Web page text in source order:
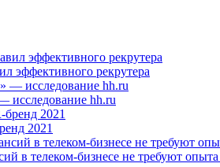
эффективного рекрутера
исследование hh.ru
2021
в телеком-бизнесе не требуют